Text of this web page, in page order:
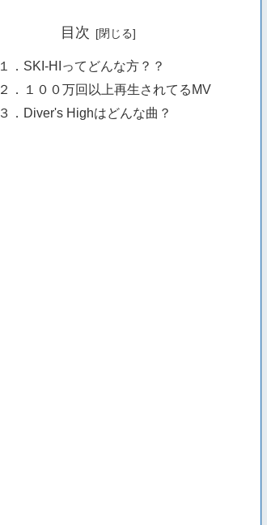
目次
１．SKI-HIってどんな方？？
２．１００万回以上再生されてるMV
３．Diver's Highはどんな曲？